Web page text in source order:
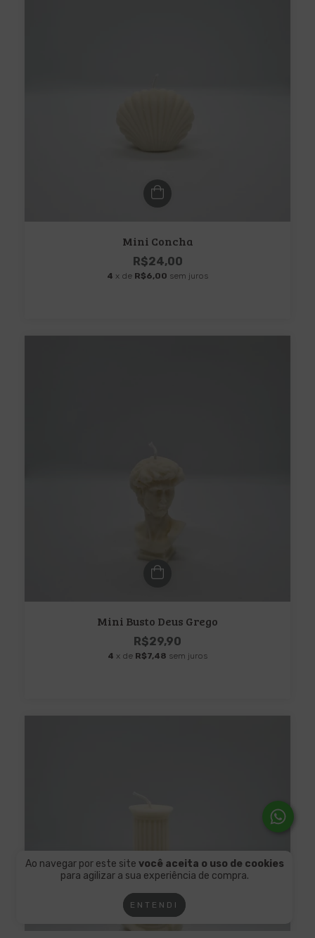
Ao navegar por este site você aceita o uso de cookies
para agilizar a sua experiência de compra.
ENTENDI
Mini Concha
R$24,00
4 x de R$6,00 sem juros
Mini Busto Deus Grego
R$29,90
4 x de R$7,48 sem juros